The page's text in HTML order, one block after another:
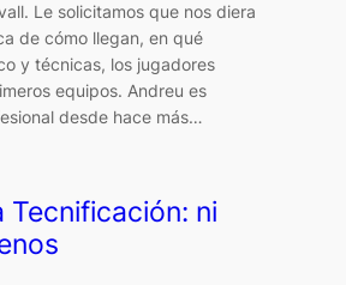
Le solicitamos que nos diera
de cómo llegan, en qué
y técnicas, los jugadores
equipos. Andreu es
desde hace más…
Tecnificación: ni